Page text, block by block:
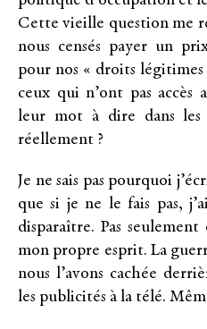
Cette vieille question me
nous censés payer un
pour nos « droits légitimes
ceux qui n’ont pas accès
leur mot à dire dans les
réellement ?
Je ne sais pas pourquoi
que si je ne le fais pas,
disparaître. Pas
mon propre esprit. La
nous l’avons cachée
les publicités à la télé.